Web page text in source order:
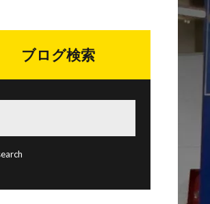
ブログ検索